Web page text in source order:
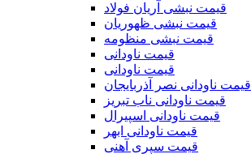
قیمت نبشی آریان فولاد
قیمت نبشی ظهوریان
قیمت نبشی منظومه
قیمت ناودانی
قیمت ناودانی
قیمت ناودانی نصر آذربایجان
قیمت ناودانی ناب تبریز
قیمت ناودانی اسپیرال
قیمت ناودانی ابهر
قیمت سپری آهنی